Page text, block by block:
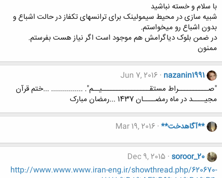
با سلام و خسته نباشید
شبیه سازی در محیط سیمولینک برای ترانسهای تکفاز در حالت اشباع و
بدون اشباع رو میخواستم.
در ضمن بلوک دیاگرامش هم موجود است اگر نیاز هست بفرستم.
ممنون
nazanin1991
Jun 7, 2016
"صــــــــــراط مستقــــــــــــــــیــم". ................ ...ختم قرآن
مجیــــد در ماه رمضــــان 1437 ...رمضان مبارک
**آگاهدخت** Mar 19, 2016
soroor_20
Dec 9, 2015
http://www.www.www.iran-eng.ir/showthread.php/620670-